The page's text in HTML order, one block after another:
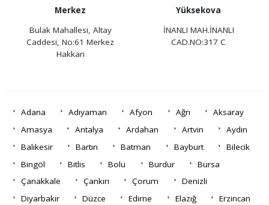
Merkez
Bulak Mahallesi, Altay
Caddesi, No:61 Merkez
Hakkari
Yüksekova
İNANLI MAH.İNANLI
CAD.NO:317 C
Adana Adıyaman Afyon Ağrı
Aksaray
Amasya
Antalya Ardahan Artvin
Aydın
Balıkesir
Bartın Batman Bayburt
Bilecik
Bingöl
Bitlis Bolu Burdur
Bursa
Çanakkale
Çankırı Çorum
Denizli
Diyarbakır
Düzce Edirne Elazığ
Erzincan